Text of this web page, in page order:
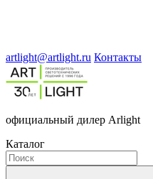
artlight@artlight.ru Контакты
официальный дилер Arlight
Каталог